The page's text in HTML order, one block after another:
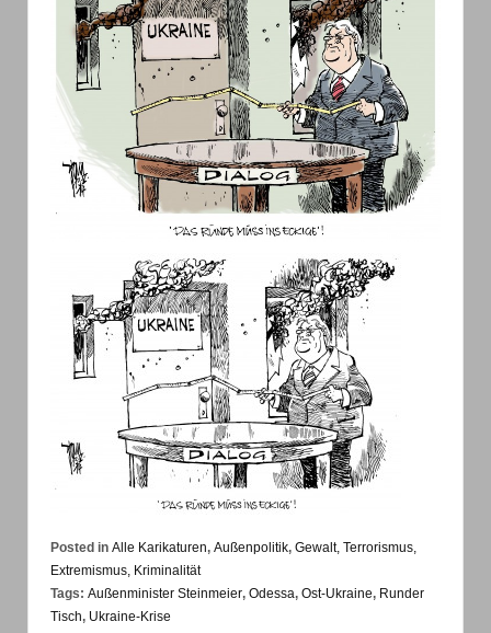
Posted in Alle Karikaturen, Außenpolitik, Gewalt, Terrorismus,
Extremismus, Kriminalität
Tags: Außenminister Steinmeier, Odessa, Ost-Ukraine, Runder
Tisch, Ukraine-Krise